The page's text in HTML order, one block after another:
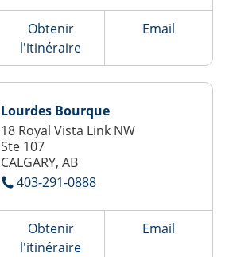
Obtenir
l'itinéraire
Email
Lourdes Bourque
18 Royal Vista Link NW
Ste 107
CALGARY, AB
403-291-0888
Obtenir
l'itinéraire
Email